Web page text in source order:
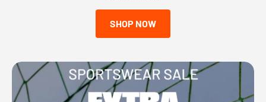
SHOP NOW